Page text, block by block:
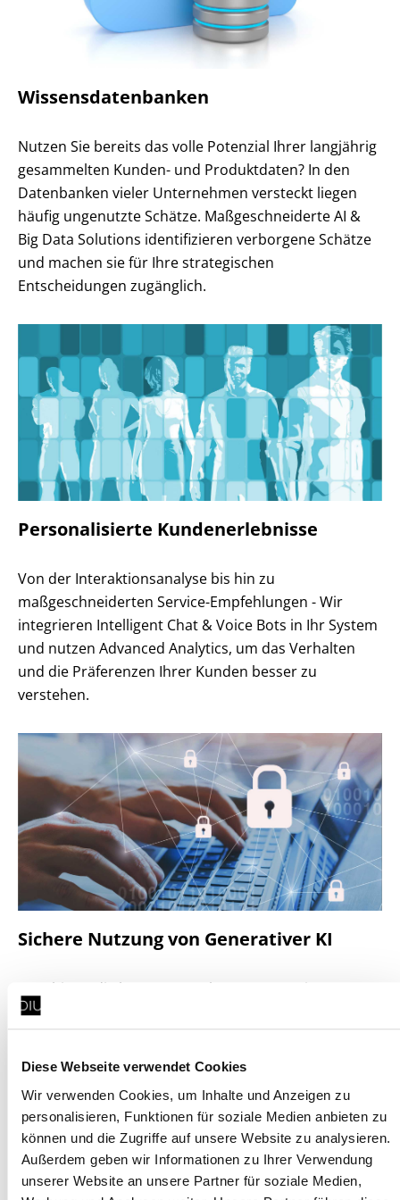
Diese Webseite verwendet Cookies
Wir verwenden Cookies, um Inhalte und Anzeigen zu
personalisieren, Funktionen für soziale Medien anbieten zu
können und die Zugriffe auf unsere Website zu analysieren.
Außerdem geben wir Informationen zu Ihrer Verwendung
unserer Website an unsere Partner für soziale Medien,
Wissensdatenbanken
Nutzen Sie bereits das volle Potenzial Ihrer langjährig
gesammelten Kunden- und Produktdaten? In den
Datenbanken vieler Unternehmen versteckt liegen
häufig ungenutzte Schätze. Maßgeschneiderte AI &
Big Data Solutions identifizieren verborgene Schätze
und machen sie für Ihre strategischen
Entscheidungen zugänglich.
Personalisierte Kundenerlebnisse
Von der Interaktionsanalyse bis hin zu
maßgeschneiderten Service-Empfehlungen - Wir
integrieren Intelligent Chat & Voice Bots in Ihr System
und nutzen Advanced Analytics, um das Verhalten
und die Präferenzen Ihrer Kunden besser zu
verstehen.
Sichere Nutzung von Generativer KI
AWS bietet die besten verwalteten generativen KI-
Services und Zugang zu den weltweit
leistungsfähigsten Modellen, Tools und
Anwendungen. Wir unterstützen Sie dabei,
eigenen Daten zu trainieren, oder auch komplett
eigene Modelle zu entwickeln – alles auf der
leistungsstarken und kostengünstigen ML
Infrastructure von AWS.